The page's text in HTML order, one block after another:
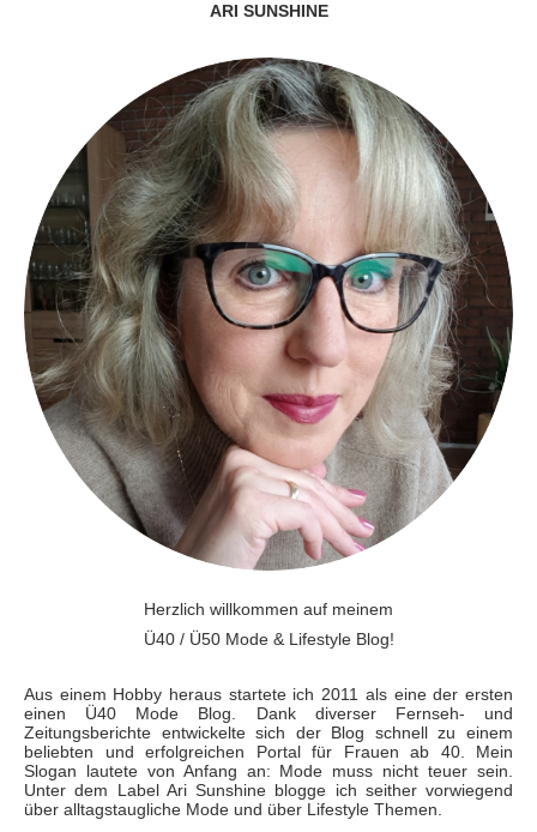
ARI SUNSHINE
Herzlich willkommen auf meinem
Ü40 / Ü50 Mode & Lifestyle Blog!
Aus einem Hobby heraus startete ich 2011 als eine der ersten
einen Ü40 Mode Blog. Dank diverser Fernseh- und
Zeitungsberichte entwickelte sich der Blog schnell zu einem
beliebten und erfolgreichen Portal für Frauen ab 40. Mein
Slogan lautete von Anfang an: Mode muss nicht teuer sein.
Unter dem Label Ari Sunshine blogge ich seither vorwiegend
über alltagstaugliche Mode und über Lifestyle Themen.